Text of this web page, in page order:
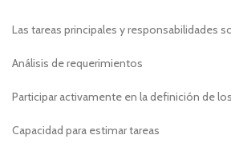
Las tareas principales y responsabilidades
Análisis de requerimientos
Participar activamente en la definición de
Capacidad para estimar tareas